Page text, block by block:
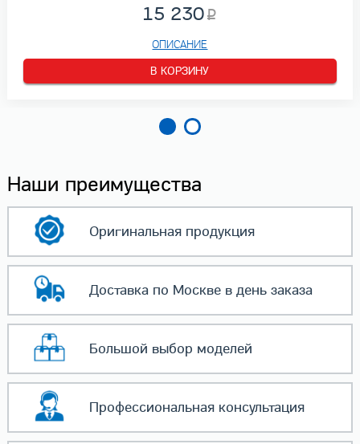
15 230
ОПИСАНИЕ
В КОРЗИНУ
Наши преимущества
Оригинальнаяпродукция
Доставка по Москвев день заказа
Большой выбор моделей
Профессиональнаяконсультация